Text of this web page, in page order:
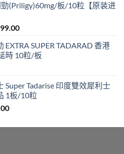
(Priligy)60mg/板/10粒【原装进
Price
$399.00
through
EXTRA SUPER TADARAD 香港
時 10粒/板
Super Tadarise 印度雙效犀利士
1板/10粒
Current
is: